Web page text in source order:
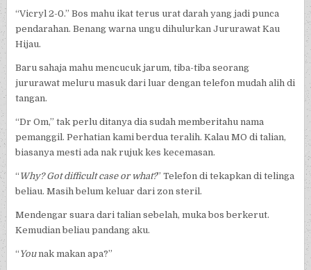
“Vicryl 2-0.” Bos mahu ikat terus urat darah yang jadi punca
pendarahan. Benang warna ungu dihulurkan Jururawat Kau
Hijau.
Baru sahaja mahu mencucuk jarum, tiba-tiba seorang
jururawat meluru masuk dari luar dengan telefon mudah alih di
tangan.
“Dr Om,” tak perlu ditanya dia sudah memberitahu nama
pemanggil. Perhatian kami berdua teralih. Kalau MO di talian,
biasanya mesti ada nak rujuk kes kecemasan.
“ Why? Got difficult case or what?” Telefon di tekapkan di telinga
beliau. Masih belum keluar dari zon steril.
Mendengar suara dari talian sebelah, muka bos berkerut.
Kemudian beliau pandang aku.
“ Younak makan apa?”